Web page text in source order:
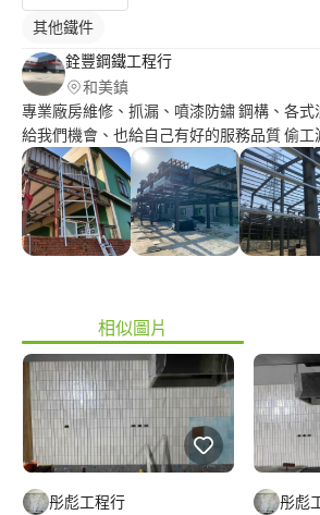
其他鐵件
銓豐鋼鐵工程行
和美鎮
專業廠房維修、抓漏、噴漆防鏽 鋼構、各
給我們機會、也給自己有好的服務品質 偷工
該做的事.... 賺好我該賺的錢....
相似圖片
彤彪工程行 彤彪